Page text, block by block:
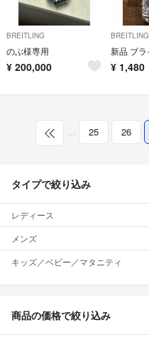
BREITLING
のぶ様専用
¥ 200,000
BREITLING
¥ 1,480
… 25 26
タイプで絞り込み
レディース
メンズ
キッズ／ベビー／マタニティ
商品の価格で絞り込み